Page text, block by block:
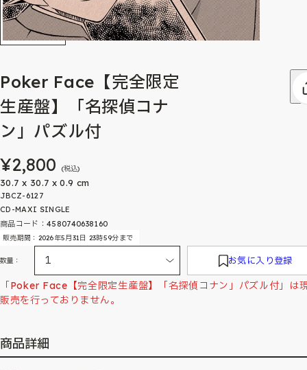
Poker Face【完全限定
生産盤】「名探偵コナ
ン」パズル付
¥2,800 (税込)
30.7 x 30.7 x 0.9 cm
JBCZ-6127
CD-MAXI SINGLE
商品コード：4580740638160
販売期間：2026年5月31日 23時59分まで
数量： お気に入り登録
「Poker Face【完全限定生産盤】「名探偵コナン」パズル付」は
販売を行っておりません。
商品詳細